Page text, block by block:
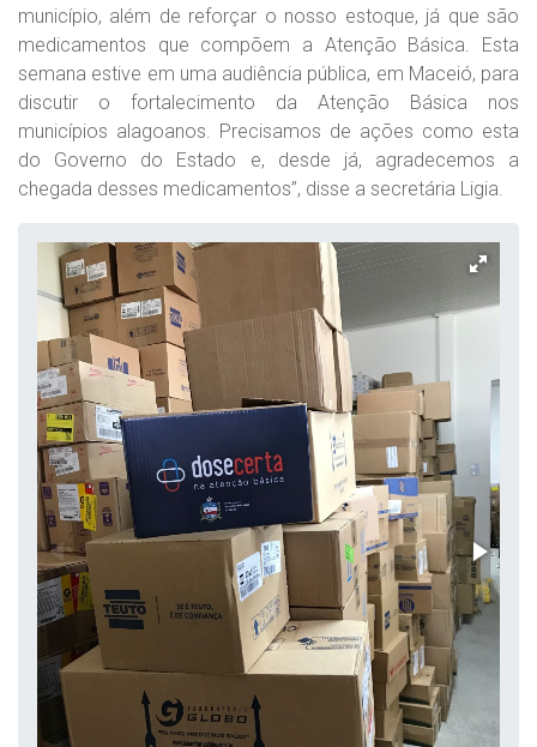
município, além de reforçar o nosso estoque, já que são
medicamentos que compõem a Atenção Básica. Esta
semana estive em uma audiência pública, em Maceió, para
discutir o fortalecimento da Atenção Básica nos
municípios alagoanos. Precisamos de ações como esta
do Governo do Estado e, desde já, agradecemos a
chegada desses medicamentos”, disse a secretária Ligia.